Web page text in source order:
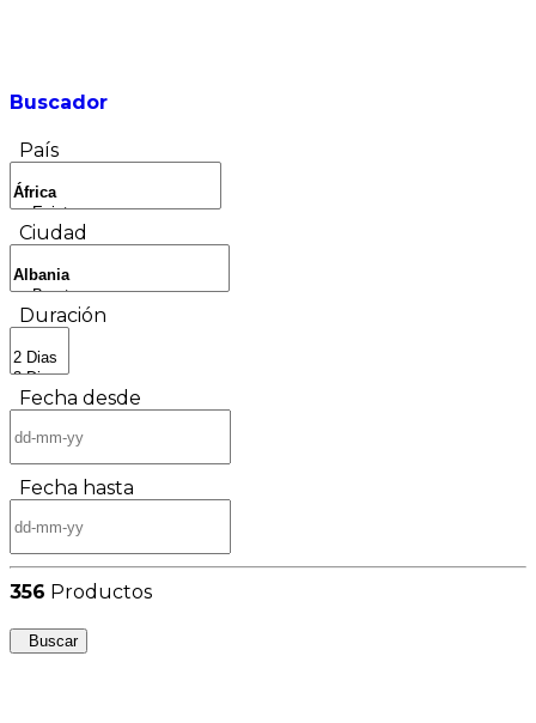
Buscador
País
Ciudad
Duración
Fecha desde
Fecha hasta
356 Productos
Buscar